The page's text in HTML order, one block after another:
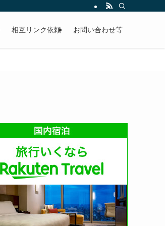
相互リンク依頼 お問い合わせ等